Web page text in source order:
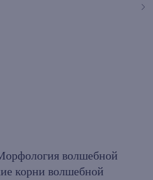
волшебной
корни волшебной